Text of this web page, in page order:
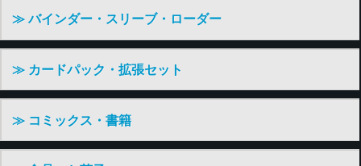
≫ バインダー・スリーブ・ローダー
≫ カードパック・拡張セット
≫ コミックス・書籍